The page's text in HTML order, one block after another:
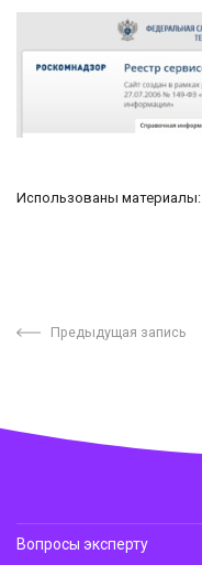
Использованы материалы:
Предыдущая запись
Вопросы эксперту